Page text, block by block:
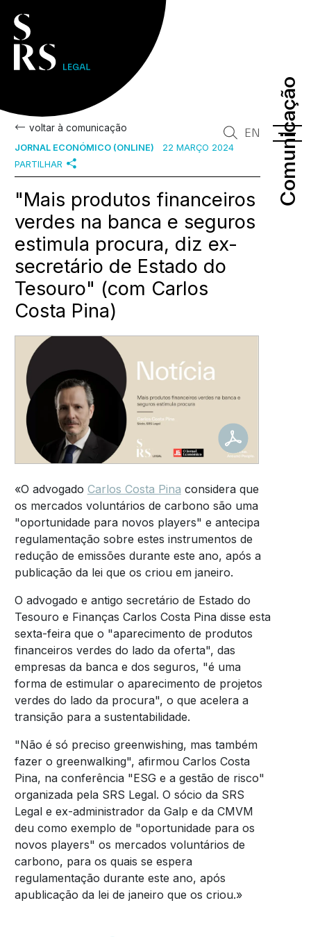
Comunicação
Comunicação
EN
voltar à comunicação
JORNAL ECONÓMICO (ONLINE)
22 MARÇO 2024
PARTILHAR
"Mais produtos financeiros
verdes na banca e seguros
estimula procura, diz ex-
secretário de Estado do
Tesouro" (com Carlos
Costa Pina)
«O advogado Carlos Costa Pina considera que
os mercados voluntários de carbono são uma
"oportunidade para novos players" e antecipa
regulamentação sobre estes instrumentos de
redução de emissões durante este ano, após a
publicação da lei que os criou em janeiro.
O advogado e antigo secretário de Estado do
Tesouro e Finanças Carlos Costa Pina disse esta
sexta-feira que o "aparecimento de produtos
financeiros verdes do lado da oferta", das
empresas da banca e dos seguros, "é uma
forma de estimular o aparecimento de projetos
verdes do lado da procura", o que acelera a
transição para a sustentabilidade.
"Não é só preciso greenwishing, mas também
fazer o greenwalking", afirmou Carlos Costa
Pina, na conferência "ESG e a gestão de risco"
organizada pela SRS Legal. O sócio da SRS
Legal e ex-administrador da Galp e da CMVM
deu como exemplo de "oportunidade para os
novos players" os mercados voluntários de
carbono, para os quais se espera
regulamentação durante este ano, após
apublicação da lei de janeiro que os criou.»